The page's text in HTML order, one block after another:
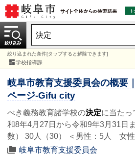
絞り込まれた条件[タップすると解除できます]
学校指導課
岐阜市教育支援委員会の概要
ページ-Gifu city
べき義務教育諸学校の決定に当たっ
和8年4月27日から令和9年3月31日
数） 30人（30） ＜男性：5人 女
岐阜市教育支援委員会